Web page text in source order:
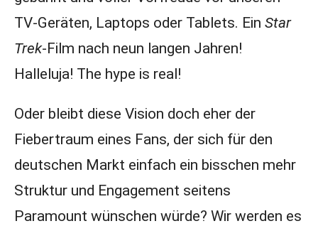
TV-Geräten, Laptops oder Tablets. Ein Star
Trek-Film nach neun langen Jahren!
Halleluja! The hype is real!
Oder bleibt diese Vision doch eher der
Fiebertraum eines Fans, der sich für den
deutschen Markt einfach ein bisschen mehr
Struktur und Engagement seitens
Paramount wünschen würde? Wir werden es